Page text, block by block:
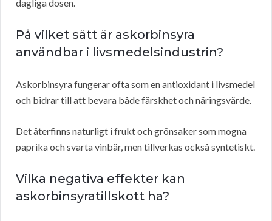
dagliga dosen.
På vilket sätt är askorbinsyra
användbar i livsmedelsindustrin?
Askorbinsyra fungerar ofta som en antioxidant i livsmedel
och bidrar till att bevara både färskhet och näringsvärde.
Det återfinns naturligt i frukt och grönsaker som mogna
paprika och svarta vinbär, men tillverkas också syntetiskt.
Vilka negativa effekter kan
askorbinsyratillskott ha?